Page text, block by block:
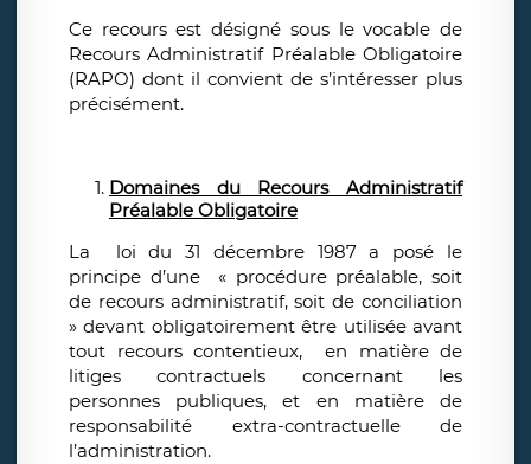
Ce recours est désigné sous le vocable de
Recours Administratif Préalable Obligatoire
(RAPO) dont il convient de s’intéresser plus
précisément.
Domaines du Recours Administratif
Préalable Obligatoire
La loi du 31 décembre 1987 a posé le
principe d’une « procédure préalable, soit
de recours administratif, soit de conciliation
» devant obligatoirement être utilisée avant
tout recours contentieux, en matière de
litiges contractuels concernant les
personnes publiques, et en matière de
responsabilité extra-contractuelle de
l’administration.